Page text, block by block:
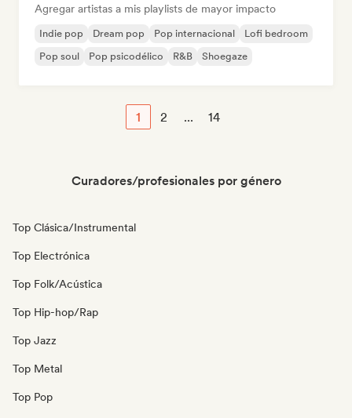
Agregar artistas a mis playlists de mayor impacto
Indie pop Dream pop Pop internacional
Lofi bedroom
Pop soul
Pop psicodélico R&B Shoegaze
1 2 ... 14
Curadores/profesionales por género
Top Clásica/Instrumental
Top Electrónica
Top Folk/Acústica
Top Hip-hop/Rap
Top Jazz
Top Metal
Top Pop